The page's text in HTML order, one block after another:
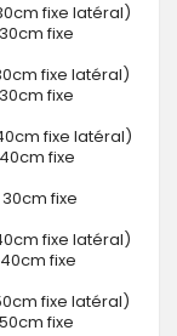
fixe latéral)
fixe
fixe latéral)
fixe
fixe latéral)
fixe
fixe
fixe latéral)
fixe
fixe latéral)
fixe